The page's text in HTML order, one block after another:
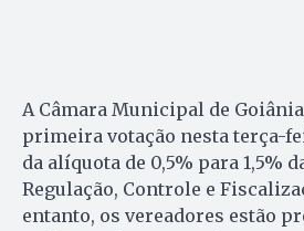
A Câmara Municipal de
primeira votação nesta terça-
da alíquota de 0,5% para 1,5%
Regulação, Controle e
entanto, os vereadores estão